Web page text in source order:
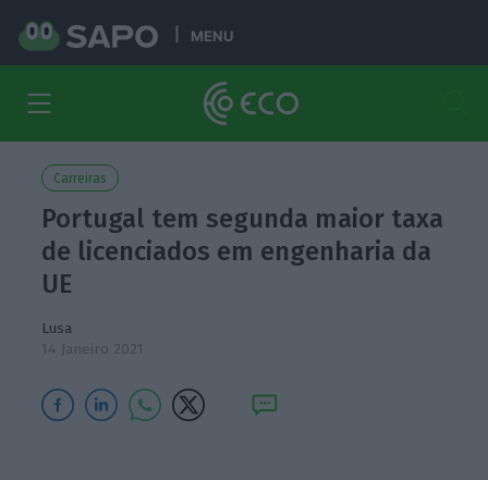
MENU
Carreiras
Portugal tem segunda maior taxa
de licenciados em engenharia da
UE
Lusa
14 Janeiro 2021